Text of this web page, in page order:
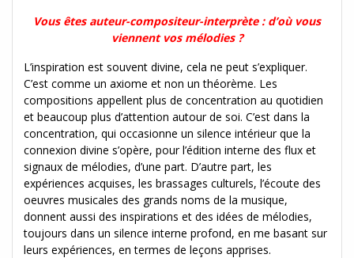
Vous êtes auteur-compositeur-interprète : d’où vous
viennent vos mélodies ?
L’inspiration est souvent divine, cela ne peut s’expliquer.
C’est comme un axiome et non un théorème. Les
compositions appellent plus de concentration au quotidien
et beaucoup plus d’attention autour de soi. C’est dans la
concentration, qui occasionne un silence intérieur que la
connexion divine s’opère, pour l’édition interne des flux et
signaux de mélodies, d’une part. D’autre part, les
expériences acquises, les brassages culturels, l’écoute des
oeuvres musicales des grands noms de la musique,
donnent aussi des inspirations et des idées de mélodies,
toujours dans un silence interne profond, en me basant sur
leurs expériences, en termes de leçons apprises.